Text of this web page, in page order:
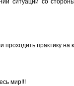
ситуации со
проходить практику на
мир!!!